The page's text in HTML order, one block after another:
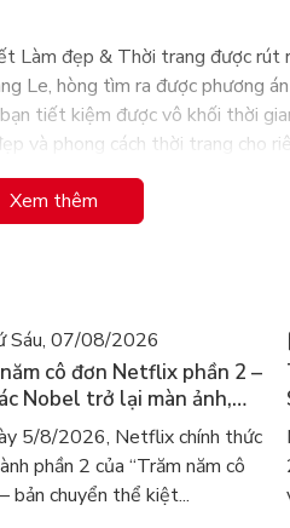
Làm đẹp & Thời trang được rút
Le, hòng tìm ra được phương
tiết kiệm được vô khối thời
và phong cách thời trang cho
nhau tạo nên cuốn sách – có
cách, vẻ đẹp đó nhất định sẽ
nhân viên văn phòng hay một
chúng tôi thực sự hy vọng
đó là việc tự nhận thức về
chăm sóc chính mình, đồng
trời ban cho phái Đẹp
Xem thêm
Sáu, 07/08/2026
cô đơn Netflix phần 2 –
Nobel trở lại màn ảnh,
tìm đọc lại García
5/8/2026, Netflix chính thức
phần 2 của “Trăm năm cô
bản chuyển thể kiệt...